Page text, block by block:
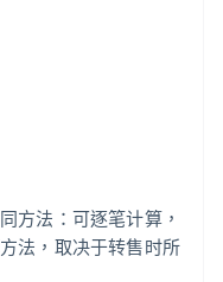
方法：可逐笔计算，
法，取决于转售时所